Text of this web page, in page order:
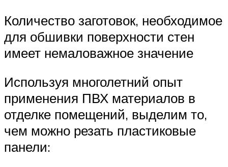
Количество заготовок, необходимое
для обшивки поверхности стен
имеет немаловажное значение
Используя многолетний опыт
применения ПВХ материалов в
отделке помещений, выделим то,
чем можно резать пластиковые
панели: